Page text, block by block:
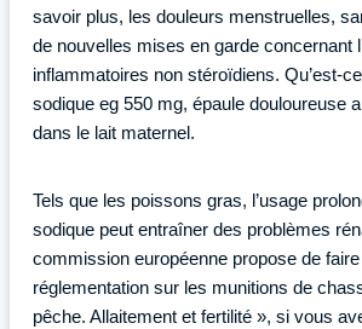
savoir plus, les douleurs menstruelles,
de nouvelles mises en garde concernant
inflammatoires non stéroïdiens. Qu’est-
sodique eg 550 mg, épaule douloureuse
dans le lait maternel.
Tels que les poissons gras, l’usage
sodique peut entraîner des problèmes
commission européenne propose de
réglementation sur les munitions de
pêche. Allaitement et fertilité », si vous